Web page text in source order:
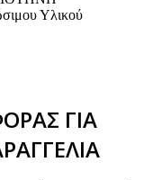
Υλικού
ΓΙΑ